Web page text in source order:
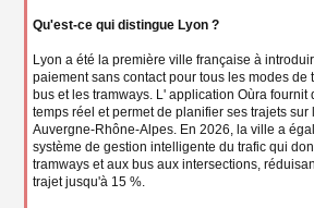
Qu'est-ce qui distingue Lyon ?
Lyon a été la première ville française à
paiement sans contact pour tous les modes de
bus et les tramways. L' application Oùra fournit
temps réel et permet de planifier ses trajets
Auvergne-Rhône-Alpes. En 2026, la ville a
système de gestion intelligente du trafic qui
tramways et aux bus aux intersections,
trajet jusqu'à 15 %.